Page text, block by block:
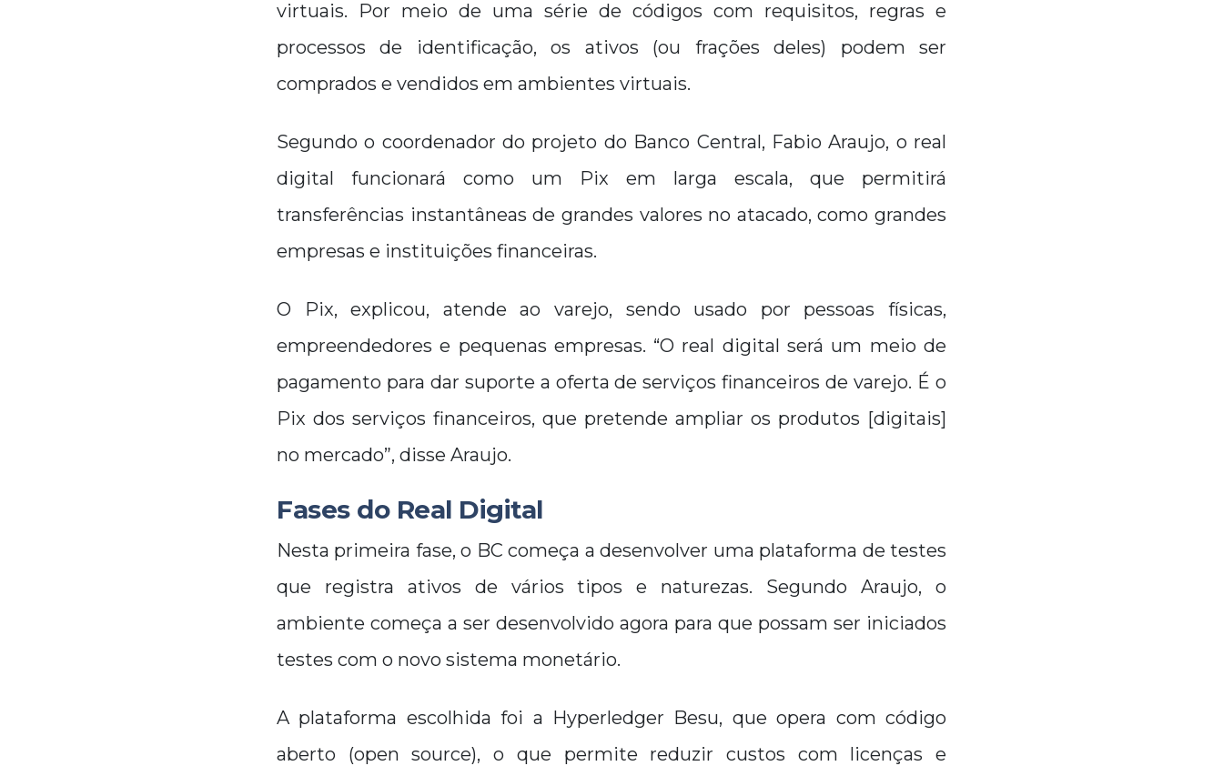
virtuais. Por meio de uma série de códigos com requisitos, regras e
processos de identificação, os ativos (ou frações deles) podem ser
comprados e vendidos em ambientes virtuais.
Segundo o coordenador do projeto do Banco Central, Fabio Araujo, o real
digital funcionará como um Pix em larga escala, que permitirá
transferências instantâneas de grandes valores no atacado, como grandes
empresas e instituições financeiras.
O Pix, explicou, atende ao varejo, sendo usado por pessoas físicas,
empreendedores e pequenas empresas. “O real digital será um meio de
pagamento para dar suporte a oferta de serviços financeiros de varejo. É o
Pix dos serviços financeiros, que pretende ampliar os produtos [digitais]
no mercado”, disse Araujo.
Fases do Real Digital
Nesta primeira fase, o BC começa a desenvolver uma plataforma de testes
que registra ativos de vários tipos e naturezas. Segundo Araujo, o
ambiente começa a ser desenvolvido agora para que possam ser iniciados
testes com o novo sistema monetário.
A plataforma escolhida foi a Hyperledger Besu, que opera com código
aberto (open source), o que permite reduzir custos com licenças e